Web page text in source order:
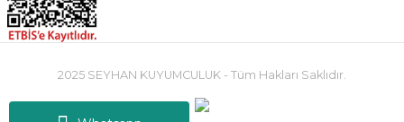
2025 SEYHAN KUYUMCULUK - Tüm Hakları Saklıdır.